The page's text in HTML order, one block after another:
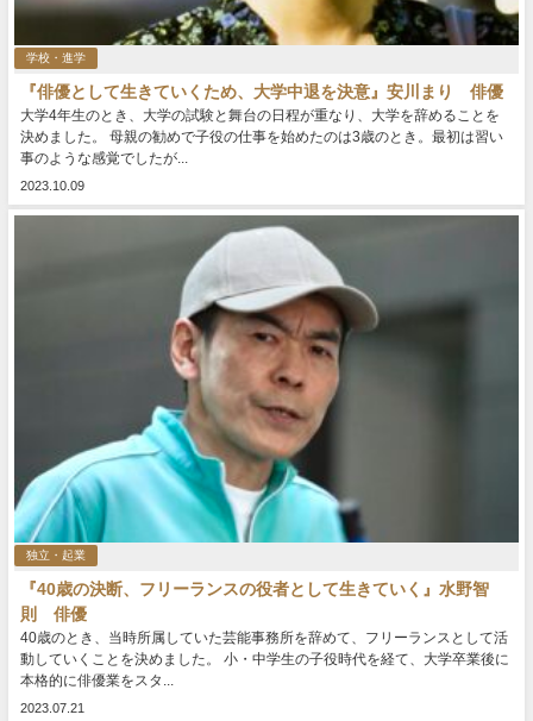
学校・進学
『俳優として生きていくため、大学中退を決意』安川まり 俳優
大学4年生のとき、大学の試験と舞台の日程が重なり、大学を辞めることを
決めました。 母親の勧めで子役の仕事を始めたのは3歳のとき。最初は習い
事のような感覚でしたが...
2023.10.09
独立・起業
『40歳の決断、フリーランスの役者として生きていく』水野智
則 俳優
40歳のとき、当時所属していた芸能事務所を辞めて、フリーランスとして活
動していくことを決めました。 小・中学生の子役時代を経て、大学卒業後に
本格的に俳優業をスタ...
2023.07.21